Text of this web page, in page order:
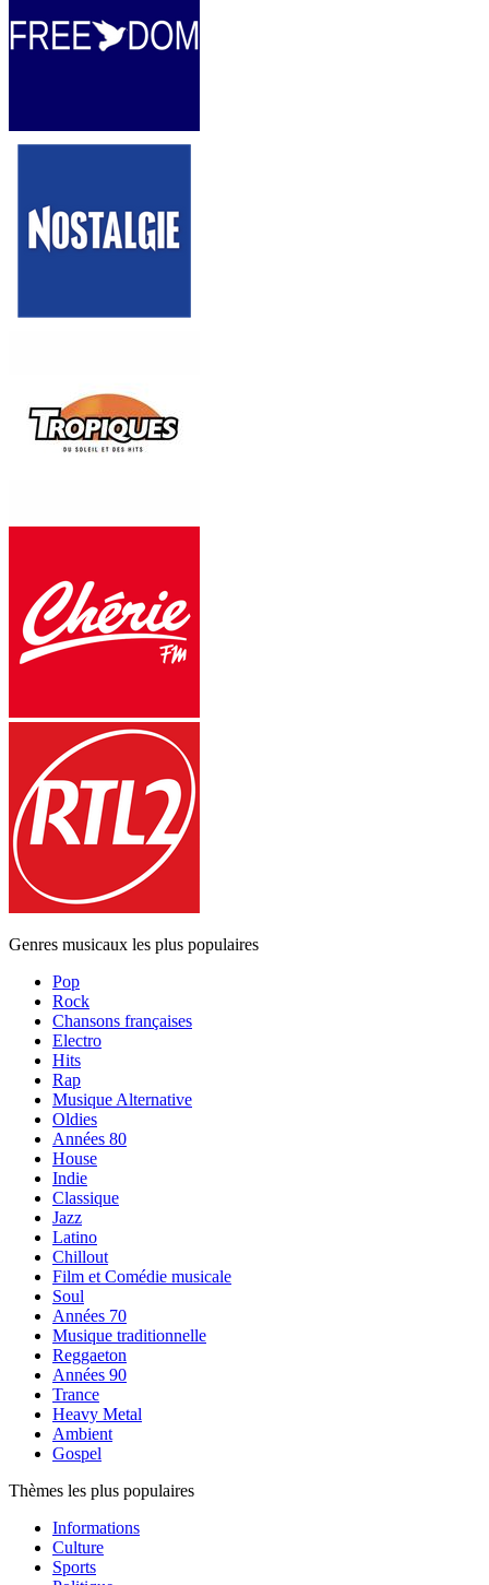
Genres musicaux les plus populaires
Pop
Rock
Chansons françaises
Electro
Hits
Rap
Musique Alternative
Oldies
Années 80
House
Indie
Classique
Jazz
Latino
Chillout
Film et Comédie musicale
Soul
Années 70
Musique traditionnelle
Reggaeton
Années 90
Trance
Heavy Metal
Ambient
Gospel
Thèmes les plus populaires
Informations
Culture
Sports